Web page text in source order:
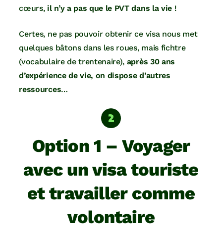
cœurs, il n’y a pas que le PVT dans la vie!
Certes, ne pas pouvoir obtenir ce visa nous met
quelques bâtons dans les roues, mais fichtre
(vocabulaire de trentenaire), après 30 ans
d’expérience de vie, on dispose d’autres
ressources…
Option 1 – Voyager
avec un visa touriste
et travailler comme
volontaire